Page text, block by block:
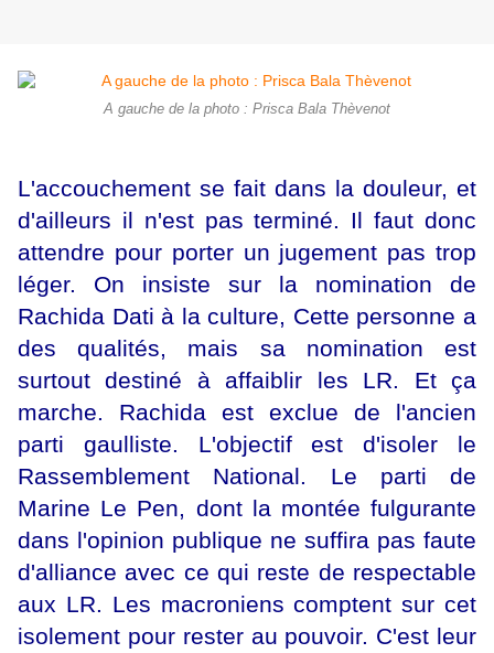
A gauche de la photo : Prisca Bala Thèvenot
L'accouchement se fait dans la douleur, et
d'ailleurs il n'est pas terminé. Il faut donc
attendre pour porter un jugement pas trop
léger. On insiste sur la nomination de
Rachida Dati à la culture, Cette personne a
des qualités, mais sa nomination est
surtout destiné à affaiblir les LR. Et ça
marche. Rachida est exclue de l'ancien
parti gaulliste. L'objectif est d'isoler le
Rassemblement National. Le parti de
Marine Le Pen, dont la montée fulgurante
dans l'opinion publique ne suffira pas faute
d'alliance avec ce qui reste de respectable
aux LR. Les macroniens comptent sur cet
isolement pour rester au pouvoir. C'est leur